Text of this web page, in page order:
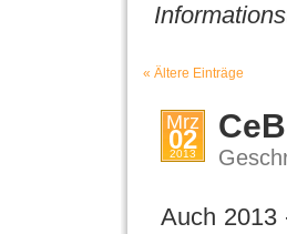
« Ältere Einträge
Mrz
02
2013
Auch 2013